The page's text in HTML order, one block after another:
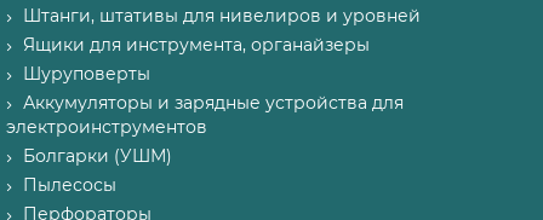
Штанги, штативы для нивелиров и уровней
Ящики для инструмента, органайзеры
Шуруповерты
Аккумуляторы и зарядные устройства для
электроинструментов
Болгарки (УШМ)
Пылесосы
Перфораторы